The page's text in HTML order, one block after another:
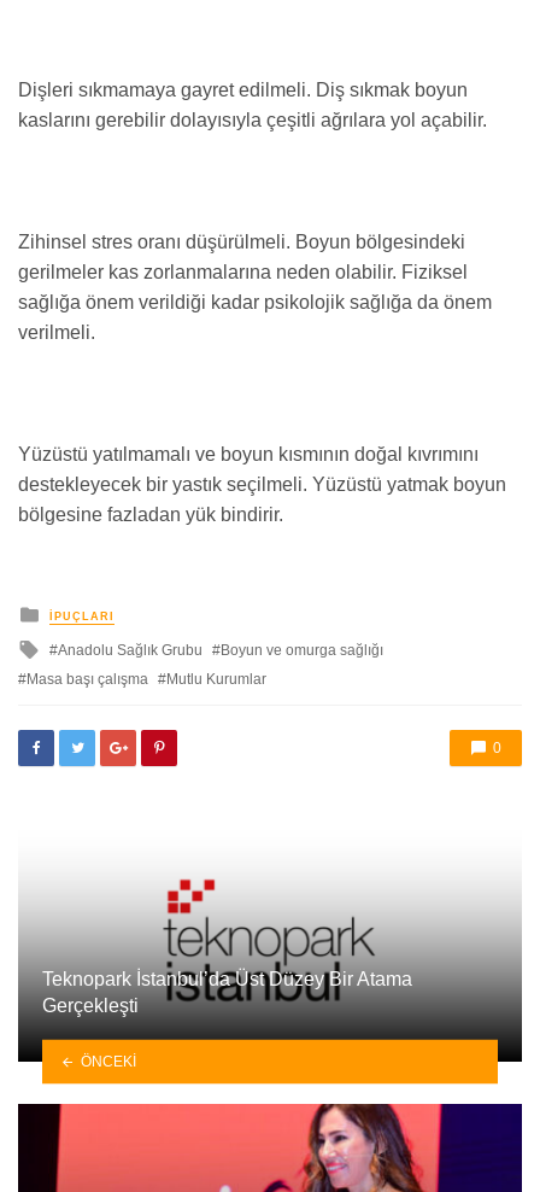
Dişleri sıkmamaya gayret edilmeli. Diş sıkmak boyun
kaslarını gerebilir dolayısıyla çeşitli ağrılara yol açabilir.
Zihinsel stres oranı düşürülmeli. Boyun bölgesindeki
gerilmeler kas zorlanmalarına neden olabilir. Fiziksel
sağlığa önem verildiği kadar psikolojik sağlığa da önem
verilmeli.
Yüzüstü yatılmamalı ve boyun kısmının doğal kıvrımını
destekleyecek bir yastık seçilmeli. Yüzüstü yatmak boyun
bölgesine fazladan yük bindirir.
yayınlanan
İPUÇLARI
ile
etkilendi
Anadolu Sağlık Grubu
Boyun ve omurga sağlığı
Masa başı çalışma
Mutlu Kurumlar
0
Teknopark İstanbul’da Üst Düzey Bir Atama
Gerçekleşti
ÖNCEKI